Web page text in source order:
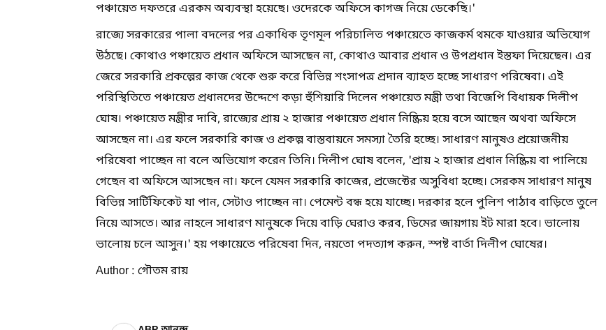
পঞ্চায়েত দফতরে এরকম অব্যবস্থা হয়েছে। ওদেরকে অফিসে কাগজ নিয়ে ডেকেছি।'
রাজ্যে সরকারের পালা বদলের পর একাধিক তৃণমূল পরিচালিত পঞ্চায়েতে কাজকর্ম থমকে যাওয়ার অভিযোগ
উঠছে। কোথাও পঞ্চায়েত প্রধান অফিসে আসছেন না, কোথাও আবার প্রধান ও উপপ্রধান ইস্তফা দিয়েছেন। এর
জেরে সরকারি প্রকল্পের কাজ থেকে শুরু করে বিভিন্ন শংসাপত্র প্রদান ব্যাহত হচ্ছে সাধারণ পরিষেবা। এই
পরিস্থিতিতে পঞ্চায়েত প্রধানদের উদ্দেশে কড়া হুঁশিয়ারি দিলেন পঞ্চায়েত মন্ত্রী তথা বিজেপি বিধায়ক দিলীপ
ঘোষ। পঞ্চায়েত মন্ত্রীর দাবি, রাজ্যের প্রায় ২ হাজার পঞ্চায়েত প্রধান নিষ্ক্রিয় হয়ে বসে আছেন অথবা অফিসে
আসছেন না। এর ফলে সরকারি কাজ ও প্রকল্প বাস্তবায়নে সমস্যা তৈরি হচ্ছে। সাধারণ মানুষও প্রয়োজনীয়
পরিষেবা পাচ্ছেন না বলে অভিযোগ করেন তিনি। দিলীপ ঘোষ বলেন, 'প্রায় ২ হাজার প্রধান নিষ্ক্রিয় বা পালিয়ে
গেছেন বা অফিসে আসছেন না। ফলে যেমন সরকারি কাজের, প্রজেক্টের অসুবিধা হচ্ছে। সেরকম সাধারণ মানুষ
বিভিন্ন সার্টিফিকেট যা পান, সেটাও পাচ্ছেন না। পেমেন্ট বন্ধ হয়ে যাচ্ছে। দরকার হলে পুলিশ পাঠাব বাড়িতে তুলে
নিয়ে আসতে। আর নাহলে সাধারণ মানুষকে দিয়ে বাড়ি ঘেরাও করব, ডিমের জায়গায় ইট মারা হবে। ভালোয়
ভালোয় চলে আসুন।' হয় পঞ্চায়েতে পরিষেবা দিন, নয়তো পদত্যাগ করুন, স্পষ্ট বার্তা দিলীপ ঘোষের।
Author : গৌতম রায়